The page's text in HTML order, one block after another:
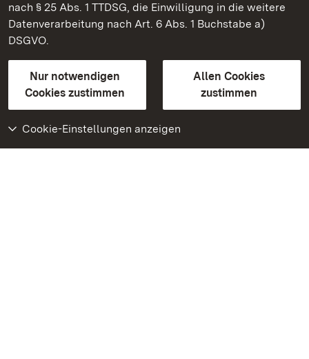
nach § 25 Abs. 1 TTDSG, die Einwilligung in die weitere
Datenverarbeitung nach Art. 6 Abs. 1 Buchstabe a)
DSGVO.
Nur notwendigen
Cookies zustimmen
Allen Cookies
zustimmen
Cookie-Einstellungen anzeigen
Staatliche Schlösser und Gärten Baden-Württemberg
Kontakt
GebärdenspracheLeichte Sprache
Erklärung zur Barrierefreiheit
BITV-konform (geprüfte Seiten)
Weiteres